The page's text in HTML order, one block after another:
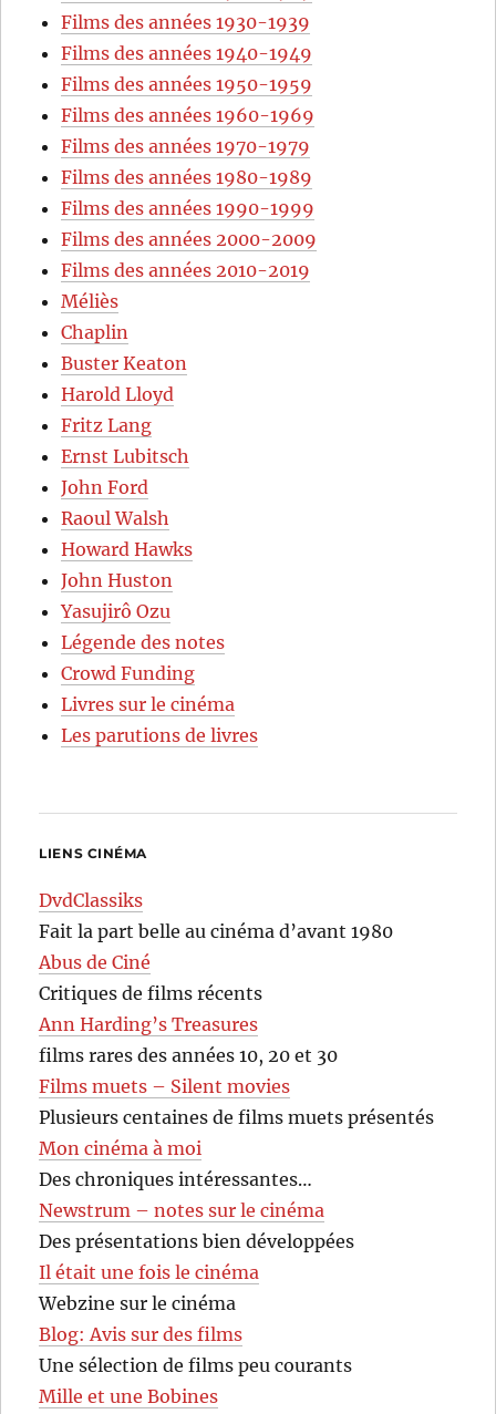
Films des années 1930-1939
Films des années 1940-1949
Films des années 1950-1959
Films des années 1960-1969
Films des années 1970-1979
Films des années 1980-1989
Films des années 1990-1999
Films des années 2000-2009
Films des années 2010-2019
Méliès
Chaplin
Buster Keaton
Harold Lloyd
Fritz Lang
Ernst Lubitsch
John Ford
Raoul Walsh
Howard Hawks
John Huston
Yasujirô Ozu
Légende des notes
Crowd Funding
Livres sur le cinéma
Les parutions de livres
LIENS CINÉMA
DvdClassiks
Fait la part belle au cinéma d’avant 1980
Abus de Ciné
Critiques de films récents
Ann Harding’s Treasures
films rares des années 10, 20 et 30
Films muets – Silent movies
Plusieurs centaines de films muets présentés
Mon cinéma à moi
Des chroniques intéressantes…
Newstrum – notes sur le cinéma
Des présentations bien développées
Il était une fois le cinéma
Webzine sur le cinéma
Blog: Avis sur des films
Une sélection de films peu courants
Mille et une Bobines